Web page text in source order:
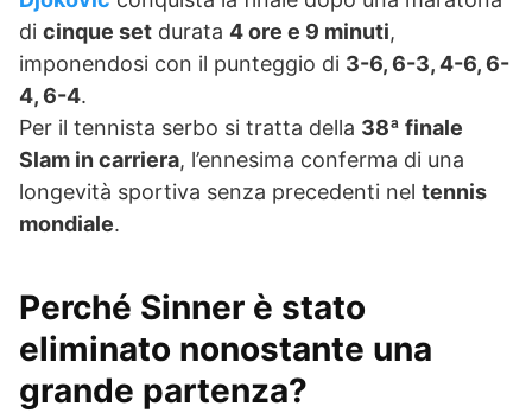
di cinque set durata 4 ore e 9 minuti,
imponendosi con il punteggio di 3-6, 6-3, 4-6, 6-
4, 6-4.
Per il tennista serbo si tratta della 38ª finale
Slam in carriera, l’ennesima conferma di una
longevità sportiva senza precedenti nel tennis
mondiale.
Perché Sinner è stato
eliminato nonostante una
grande partenza?